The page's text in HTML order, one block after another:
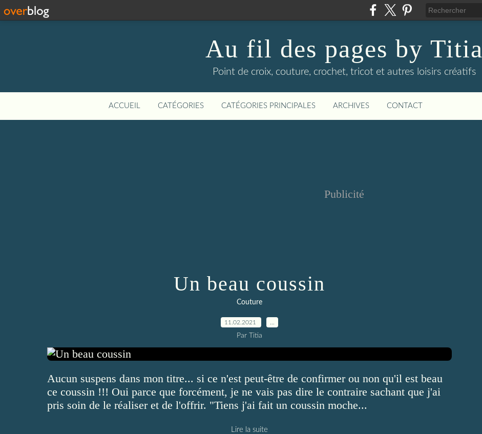
Au fil des pages by Titia
Point de croix, couture, crochet, tricot et autres loisirs créatifs
ACCUEIL CATÉGORIES CATÉGORIES PRINCIPALES ARCHIVES CONTACT
Publicité
Un beau coussin
Couture
11.02.2021
Par Titia
Aucun suspens dans mon titre... si ce n'est peut-être de confirmer ou non qu'il est beau
ce coussin !!! Oui parce que forcément, je ne vais pas dire le contraire sachant que j'ai
pris soin de le réaliser et de l'offrir. "Tiens j'ai fait un coussin moche...
Lire la suite